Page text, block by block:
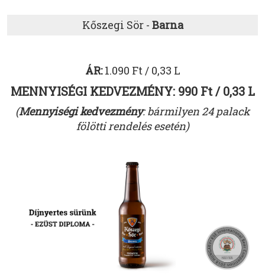
Kőszegi Sör - Barna
ÁR:1.090 Ft / 0,33 L
MENNYISÉGI KEDVEZMÉNY: 990 Ft / 0,33 L
(Mennyiségi kedvezmény: bármilyen 24 palack
fölötti rendelés esetén)